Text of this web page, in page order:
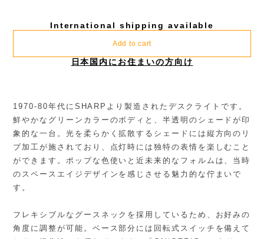
International shipping available
Add to cart
日本国内にお住まいの方向け
1970-80年代にSHARPより製造されたデスクライトです。
鮮やかなグリーンカラーのボディと、半透明のシェードが印
象的な一台。光を柔らかく拡散するシェードには縦方向のリ
ブ加工が施されており、点灯時には独特の表情を楽しむこと
ができます。ポップな色使いと近未来的なフォルムは、当時
のスペースエイジデザインを感じさせる魅力的な佇まいで
す。
フレキシブルなグースネックを採用しているため、お好みの
角度に調整が可能。ベース部分には回転式スイッチを備えて